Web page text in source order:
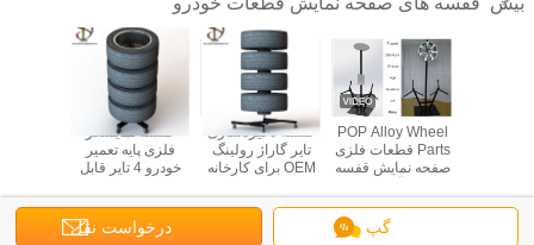
قفسه نمایشگر
فلزی پایه تعمیر
خودرو 4 تایر قابل
قفسه ذخیره‌سازی
تایر گاراژ رولینگ
OEM برای کارخانه
POP Alloy Wheel
Parts قطعات فلزی
صفحه نمایش قفسه
ایستاده
گپ درخواست نقل